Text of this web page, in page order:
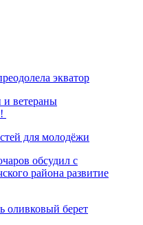
экватор
и ветераны
для молодёжи
обсудил с
района развитие
оливковый берет